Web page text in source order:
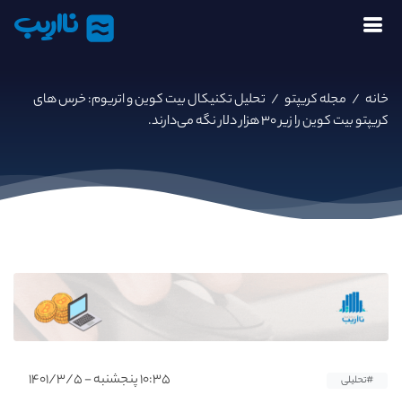
نااریب
خانه / مجله کریپتو / تحلیل تکنیکال بیت کوین و اتریوم: خرس های
کریپتو بیت کوین را زیر ۳۰ هزار دلار نگه می‌دارند.
#تحلیلی ۱۰:۳۵ پنجشنبه - ۱۴۰۱/۳/۵